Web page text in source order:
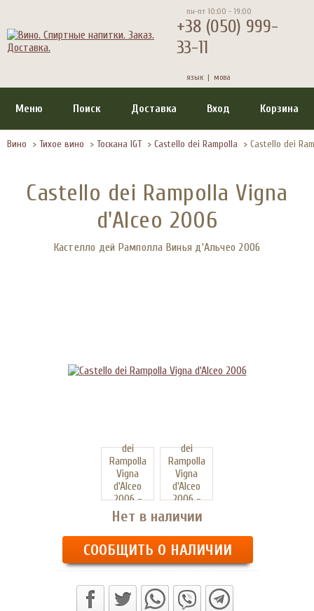
пн-пт 10:00 - 19:00
+38 (050) 999-
33-11
язык | мова
Меню Поиск Доставка Вход Корзина
Вино > Тихое вино > Тоскана IGT > Castello dei Rampolla > Castello dei
Castello dei Rampolla Vigna
d'Alceo 2006
Кастелло дей Рамполла Винья д'Альчео 2006
Нет в наличии
СООБЩИТЬ О НАЛИЧИИ